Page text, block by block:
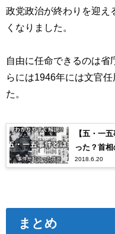
政党政治が終わりを迎え
くなりました。
自由に任命できるのは省
らには1946年には文官
た。
【五・一
った？首
2018.6.20
まとめ